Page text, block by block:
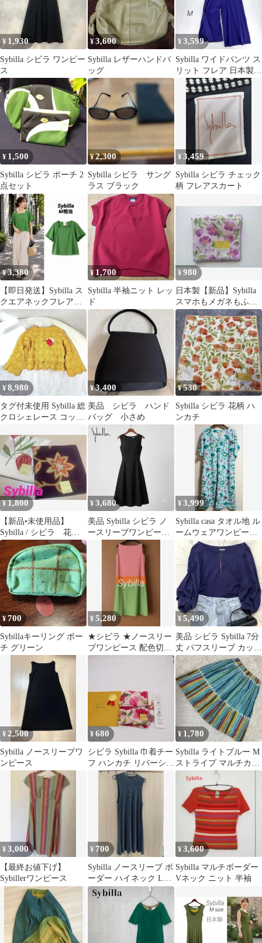
¥ 1,930
Sybilla シビラ ワンピー
ス
¥3,600
Sybilla レザーハンドバ
ッグ
¥3,599
Sybilla ワイドパンツ ス
リット フレア 日本製
M ブルー系 ドレープ
¥ 1,500
Sybilla シビラ ポーチ 2
点セット
¥2,300
Sybilla シビラ サング
ラス ブラック
¥3,459
Sybilla シビラ チェック
柄 フレアスカート
¥3,380
【即日発送】Sybilla ス
クエアネックフレアス
リーブカットソー M相
当
¥ 1,700
Sybilla 半袖ニット レッ
ド
¥980
日本製【新品】Sybilla
スマホもメガネもふけ
る ハンカチ 花柄 パー
プル
¥8,980
タグ付未使用 Sybilla 総
クロシェレース コット
¥3,400
美品 シビラ ハンド
バッグ 小さめ
¥530
Sybilla シビラ 花柄 ハ
ンカチ
¥1,800
【新品•未使用品】
Sybilla / シビラ 花
柄 ハンカチ 2枚
¥3,680
美品 Sybilla シビラ ノ
ースリーブワンピース
変形ヘム コットン
¥3,999
Sybilla casa タオル地 ル
ームウェアワンピース
LL 綿100％
¥700
Sybillaキーリング ポー
チ グリーン
¥5,280
★シビラ ★ノースリー
ブワンピース 配色切
替 コットン混
¥5,490
美品 シビラ Sybilla 7分
丈 パフスリーブ カット
ソー ボートネック
¥2,500
Sybilla ノースリーブワ
ンピース
¥680
シビラ Sybilla 巾着チー
フ ハンカチ リバーシブ
¥ 1,780
Sybilla ライトブルー M
ストライプ マルチカラ
ー オシャレ モダン
¥3,000
【最終お値下げ】
Sybillerワンピース
¥ 700
Sybilla ノースリーブ ボ
ーダー ハイネック Lサ
イズ
¥3,600
Sybilla マルチボーダー
Vネック ニット 半袖